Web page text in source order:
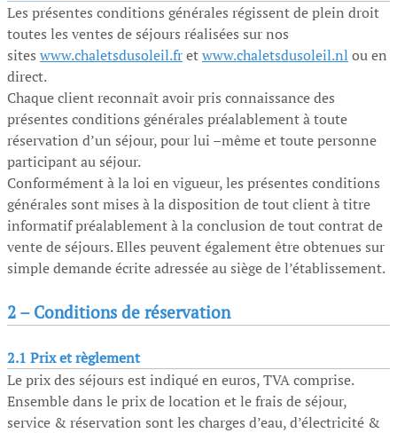
Les présentes conditions générales régissent de plein droit
toutes les ventes de séjours réalisées sur nos
sites www.chaletsdusoleil.fretwww.chaletsdusoleil.nl ou en
direct.
Chaque client reconnaît avoir pris connaissance des
présentes conditions générales préalablement à toute
réservation d’un séjour, pour lui –même et toute personne
participant au séjour.
Conformément à la loi en vigueur, les présentes conditions
générales sont mises à la disposition de tout client à titre
informatif préalablement à la conclusion de tout contrat de
vente de séjours. Elles peuvent également être obtenues sur
simple demande écrite adressée au siège de l’établissement.
2 – Conditions de réservation
2.1 Prix et règlement
Le prix des séjours est indiqué en euros, TVA comprise.
Ensemble dans le prix de location et le frais de séjour,
service & réservation sont les charges d’eau, d’électricité &